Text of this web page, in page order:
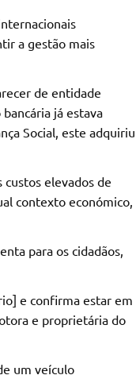
a gestão mais
de entidade
já estava
Social, este adquiriu
elevados de
contexto económico,
para os cidadãos,
e confirma estar em
e proprietária do
um veículo